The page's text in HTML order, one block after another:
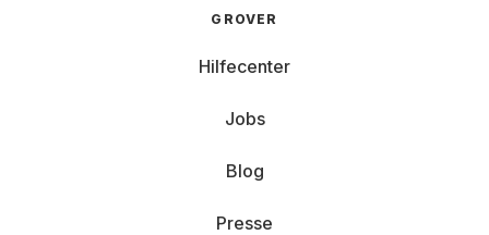
GROVER
Hilfecenter
Jobs
Blog
Presse